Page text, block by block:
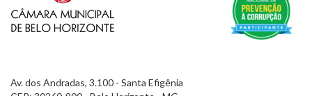
Av. dos Andradas, 3.100 - Santa Efigênia